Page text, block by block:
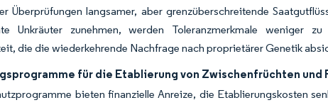
Überprüfungen langsamer, aber grenzüberschreitende
Unkräuter zunehmen, werden Toleranzmerkmale weniger
die die wiederkehrende Nachfrage nach proprietärer Genetik
für die Etablierung von Zwischenfrüchten
bieten finanzielle Anreize, die Etablierungskosten